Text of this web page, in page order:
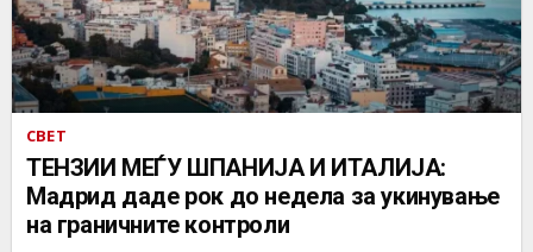
СВЕТ
ТЕНЗИИ МЕЃУ ШПАНИЈА И ИТАЛИЈА:
Мадрид даде рок до недела за укинување
на граничните контроли